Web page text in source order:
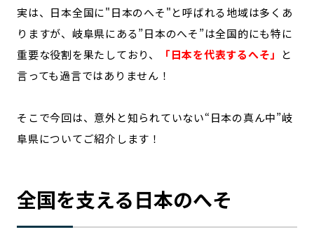
実は、日本全国に"日本のへそ"と呼ばれる地域は多くあ
りますが、岐阜県にある”日本のへそ”は全国的にも特に
重要な役割を果たしており、
「日本を代表するへそ」
と
言っても過言ではありません！
そこで今回は、意外と知られていない“日本の真ん中”岐
阜県についてご紹介します！
全国を支える日本のへそ